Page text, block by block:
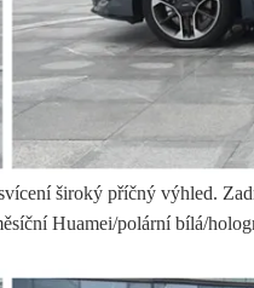
široký příčný výhled.
Huamei/polární bílá/